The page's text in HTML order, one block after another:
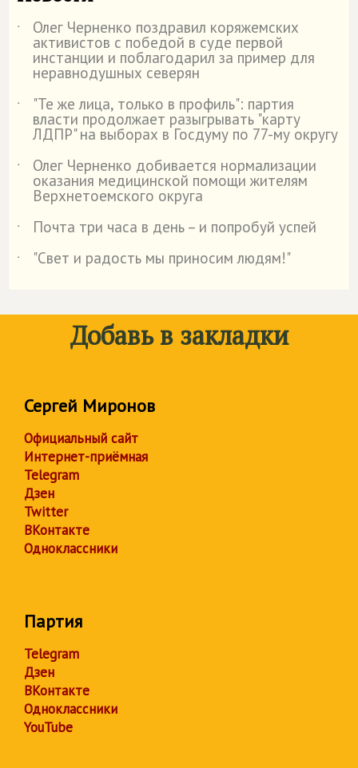
˙ Олег Черненко поздравил коряжемских
активистов с победой в суде первой
инстанции и поблагодарил за пример для
неравнодушных северян
˙
"Те же лица, только в профиль": партия
власти продолжает разыгрывать "карту
ЛДПР" на выборах в Госдуму по 77-му округу
˙
Олег Черненко добивается нормализации
оказания медицинской помощи жителям
Верхнетоемского округа
˙
Почта три часа в день – и попробуй успей
˙
"Свет и радость мы приносим людям!"
Добавь в закладки
Сергей Миронов
Официальный сайт
Интернет-приёмная
Telegram
Дзен
Twitter
ВКонтакте
Одноклассники
Партия
Telegram
Дзен
ВКонтакте
Одноклассники
YouTube